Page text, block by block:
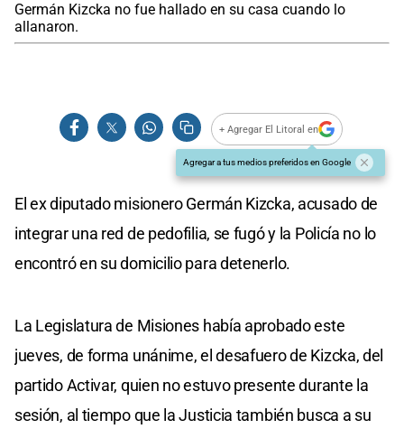
Germán Kizcka no fue hallado en su casa cuando lo
allanaron.
+ Agregar El Litoral en
Agregar a tus medios preferidos en Google
El ex diputado misionero Germán Kizcka, acusado de
integrar una red de pedofilia, se fugó y la Policía no lo
encontró en su domicilio para detenerlo.
La Legislatura de Misiones había aprobado este
jueves, de forma unánime, el desafuero de Kizcka, del
partido Activar, quien no estuvo presente durante la
sesión, al tiempo que la Justicia también busca a su